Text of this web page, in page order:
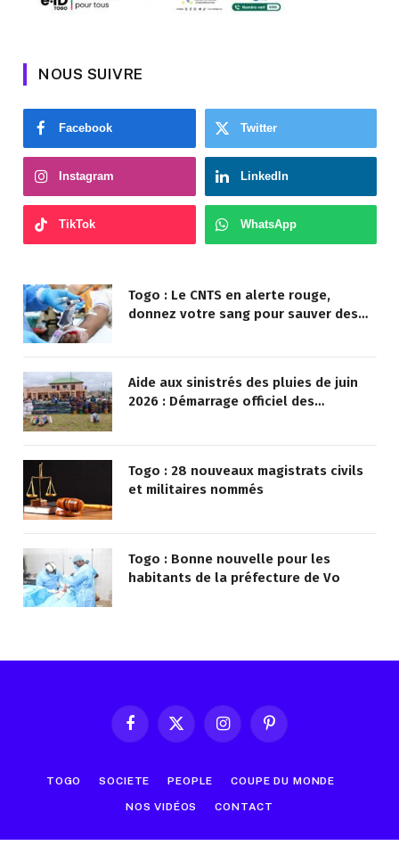
NOUS SUIVRE
Facebook Twitter
Instagram LinkedIn
TikTok WhatsApp
Togo : Le CNTS en alerte rouge,
donnez votre sang pour sauver des
Aide aux sinistrés des pluies de juin
2026 : Démarrage officiel des
Togo : 28 nouveaux magistrats civils
et militaires nommés
Togo : Bonne nouvelle pour les
habitants de la préfecture de Vo
FacebookX
InstagramPinterest
TOGO SOCIETE PEOPLE COUPE DU MONDE
NOS VIDÉOS CONTACT